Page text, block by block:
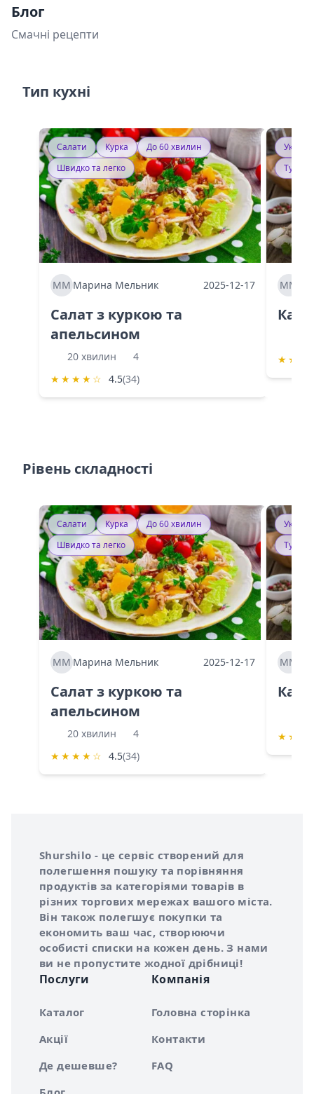
Блог
Смачні рецепти
Тип кухні
Салати Курка
До 60 хвилин
Швидко та легко
ММ Марина Мельник 2025-12-17
Салат з куркою та
апельсином
20 хвилин
4
★ ★ ★ ★ ☆ 4.5(34)
ММ
★ ★
Рівень складності
Салати Курка
До 60 хвилин
Швидко та легко
ММ Марина Мельник 2025-12-17
Салат з куркою та
апельсином
20 хвилин
4
★ ★ ★ ★ ☆ 4.5(34)
ММ
★ ★
Про сервіс Shurshilo
Shurshilo - це сервіс створений для
полегшення пошуку та порівняння
продуктів за категоріями товарів в
різних торгових мережах вашого міста.
Він також полегшує покупки та
економить ваш час, створюючи
особисті списки на кожен день. З нами
ви не пропустите жодної дрібниці!
Послуги
Каталог
Акції
Де дешевше?
Компанія
Головна сторінка
Контакти
FAQ